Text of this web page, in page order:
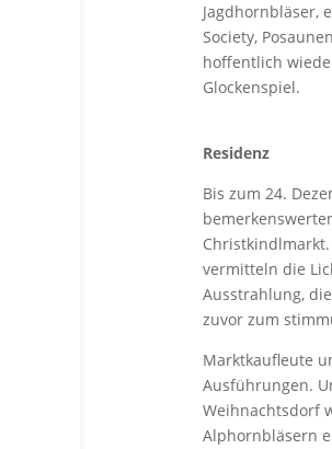
Jagdhornbläser,
Society,
hoffentlich
Glockenspiel.
Residenz
Bis zum 24.
vermitteln die
Ausstrahlung,
zuvor zum
Marktkaufleute
Ausführungen.
Weihnachtsdorf
Alphornbläsern